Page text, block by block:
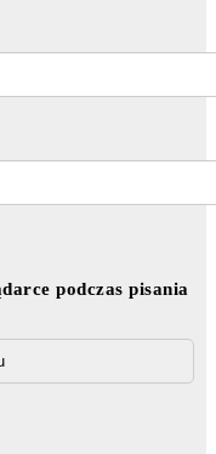
podczas pisania